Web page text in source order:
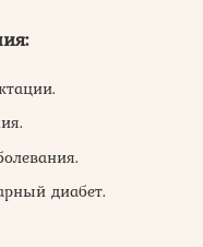
диабет.